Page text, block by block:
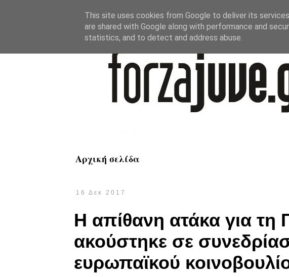
Αρχική σελίδα
16 Δεκ 2017
Η απίθανη ατάκα για τη
ακούστηκε σε
ευρωπαϊκού
This site uses cookies from Google to deliver its
are shared with Google along with performance and
statistics, and to detect and address abuse.